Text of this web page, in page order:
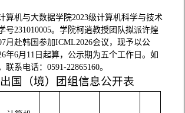
算机与大数据学院2023级计算机科学与技术
号231010005。学院柯逍教授团队拟派许煌
月赴韩国参加ICML2026会议，现予以公
年6月 11 日起算，公示期为五个工作日。如
联系电话： 0591-22865160。
国（境）团组信息公开表